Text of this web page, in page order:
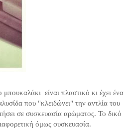
είναι πλαστικό κι έχει ένα
που "κλειδώνει" την αντλία του
σε συσκευασία αρώματος. Το δικό
όμως συσκευασία.